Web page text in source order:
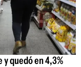
quedó en 4,3%